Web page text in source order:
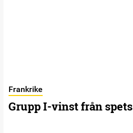
Frankrike
Grupp I-vinst från spets